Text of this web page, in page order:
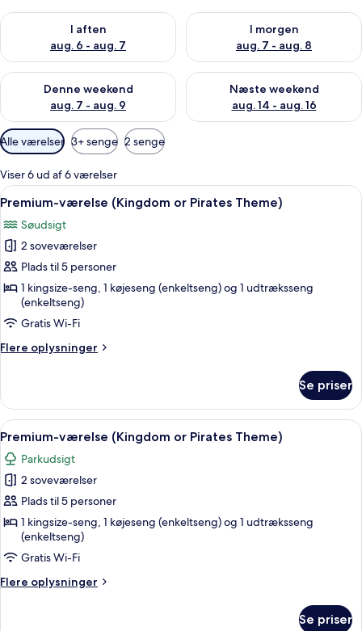
I aften
aug. 6 - aug. 7
Tjek tilgængelighed for i aften aug. 6 - aug. 7
I morgen
aug. 7 - aug. 8
Tjek tilgængelighed for i
Denne weekend
aug. 7 - aug. 9
Tjek tilgængelighed for denne weekend aug. 7 - aug. 9
Næste weekend
aug. 14 - aug. 16
Tjek tilgængelighed for næste
Tilgængelige
filtre
for
værelser
Alle værelser 3+ senge 2 senge
Viser 6 ud af 6 værelser
Indlæs
alle
billeder
af
Premium-
værelse
(Kingdom
or
Pirates
Et værelse med en seng, der har et
29
Premium-værelse (Kingdom or Pirates Theme)
Søudsigt
2 soveværelser
Plads til 5 personer
1 kingsize-seng, 1 køjeseng (enkeltseng) og 1 udtræksseng
(enkeltseng)
Gratis Wi-Fi
Flere oplysninger
Flere
værelse
(Kingdom
or
Pirates
Theme)
Se priser
Indlæs
alle
billeder
af
Premium-
værelse
(Kingdom
or
Pirates
Et værelse med en seng, der har et
30
Premium-værelse (Kingdom or Pirates Theme)
Parkudsigt
2 soveværelser
Plads til 5 personer
1 kingsize-seng, 1 køjeseng (enkeltseng) og 1 udtræksseng
(enkeltseng)
Gratis Wi-Fi
Flere oplysninger
Flere
Se priser